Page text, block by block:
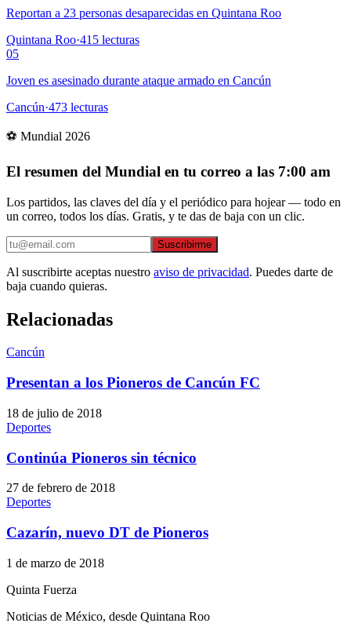
Reportan a 23 personas desaparecidas en Quintana Roo
Quintana Roo·415 lecturas
05
Joven es asesinado durante ataque armado en Cancún
Cancún·473 lecturas
⚽ Mundial 2026
El resumen del Mundial en tu correo a las 7:00 am
Los partidos, las claves del día y el periódico para hojear — todo en
un correo, todos los días. Gratis, y te das de baja con un clic.
Suscribirme
Al suscribirte aceptas nuestro aviso de privacidad. Puedes darte de
baja cuando quieras.
Relacionadas
Cancún
Presentan a los Pioneros de Cancún FC
18 de julio de 2018
Deportes
Continúa Pioneros sin técnico
27 de febrero de 2018
Deportes
Cazarín, nuevo DT de Pioneros
1 de marzo de 2018
Quinta Fuerza
Noticias de México, desde Quintana Roo